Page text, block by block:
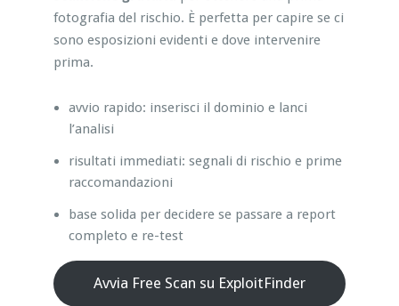
fotografia del rischio. È perfetta per capire se ci
sono esposizioni evidenti e dove intervenire
prima.
avvio rapido: inserisci il dominio e lanci
l’analisi
risultati immediati: segnali di rischio e prime
raccomandazioni
base solida per decidere se passare a report
completo e re-test
Avvia Free Scan su ExploitFinder